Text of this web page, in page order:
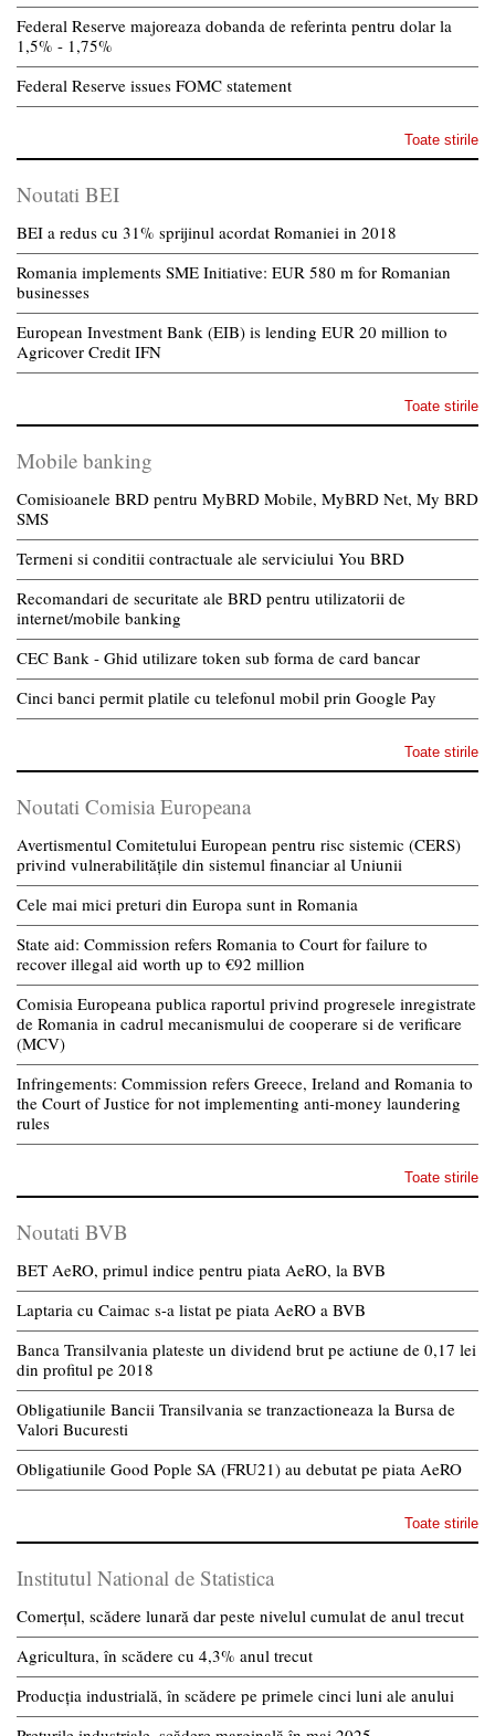
Federal Reserve majoreaza dobanda de referinta pentru dolar la
1,5% - 1,75%
Federal Reserve issues FOMC statement
Toate stirile
Noutati BEI
BEI a redus cu 31% sprijinul acordat Romaniei in 2018
Romania implements SME Initiative: EUR 580 m for Romanian
businesses
European Investment Bank (EIB) is lending EUR 20 million to
Agricover Credit IFN
Toate stirile
Mobile banking
Comisioanele BRD pentru MyBRD Mobile, MyBRD Net, My BRD
SMS
Termeni si conditii contractuale ale serviciului You BRD
Recomandari de securitate ale BRD pentru utilizatorii de
internet/mobile banking
CEC Bank - Ghid utilizare token sub forma de card bancar
Cinci banci permit platile cu telefonul mobil prin Google Pay
Toate stirile
Noutati Comisia Europeana
Avertismentul Comitetului European pentru risc sistemic (CERS)
privind vulnerabilitățile din sistemul financiar al Uniunii
Cele mai mici preturi din Europa sunt in Romania
State aid: Commission refers Romania to Court for failure to
recover illegal aid worth up to €92 million
Comisia Europeana publica raportul privind progresele inregistrate
de Romania in cadrul mecanismului de cooperare si de verificare
(MCV)
Infringements: Commission refers Greece, Ireland and Romania to
the Court of Justice for not implementing anti-money laundering
rules
Toate stirile
Noutati BVB
BET AeRO, primul indice pentru piata AeRO, la BVB
Laptaria cu Caimac s-a listat pe piata AeRO a BVB
Banca Transilvania plateste un dividend brut pe actiune de 0,17 lei
din profitul pe 2018
Obligatiunile Bancii Transilvania se tranzactioneaza la Bursa de
Valori Bucuresti
Obligatiunile Good Pople SA (FRU21) au debutat pe piata AeRO
Toate stirile
Institutul National de Statistica
Comerțul, scădere lunară dar peste nivelul cumulat de anul trecut
Agricultura, în scădere cu 4,3% anul trecut
Producția industrială, în scădere pe primele cinci luni ale anului